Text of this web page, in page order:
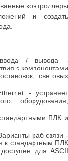
контроллеры
и создать
ввода / вывода -
с компонентами
световых
- устраняет
оборудования,
ПЛК и
раб связи -
к стандартным ПЛК
для ASCII